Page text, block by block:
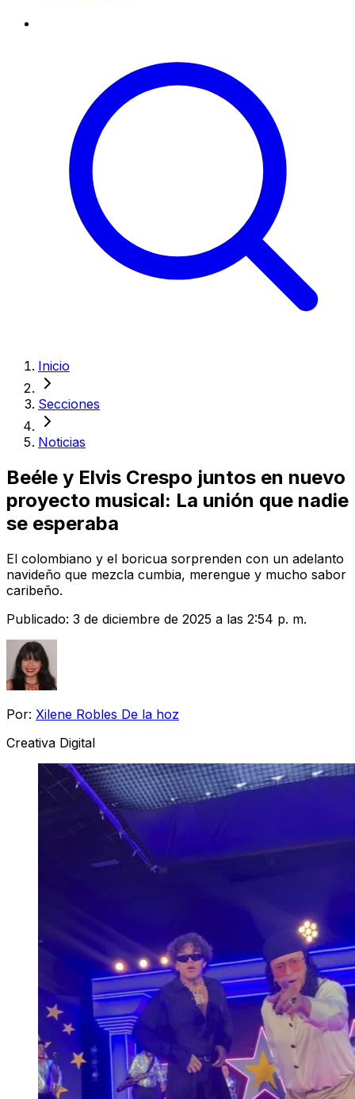
Inicio
Secciones
Noticias
Beéle y Elvis Crespo juntos en nuevo
proyecto musical: La unión que nadie
se esperaba
El colombiano y el boricua sorprenden con un adelanto
navideño que mezcla cumbia, merengue y mucho sabor
caribeño.
Publicado: 3 de diciembre de 2025 a las 2:54 p. m.
Por: Xilene Robles De la hoz
Creativa Digital